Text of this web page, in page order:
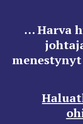
... Harva